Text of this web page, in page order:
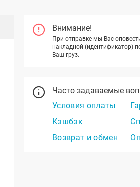
Внимание!
При отправке мы Вас
накладной (идентификатор)
Ваш груз.
Часто задаваемые
Условия оплаты
Кэшбэк
Возврат и обмен